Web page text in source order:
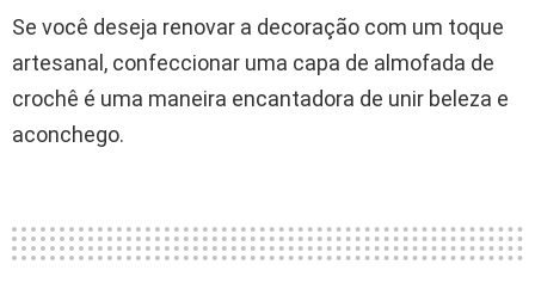
Se você deseja renovar a decoração com um toque
artesanal, confeccionar uma capa de almofada de
crochê é uma maneira encantadora de unir beleza e
aconchego.